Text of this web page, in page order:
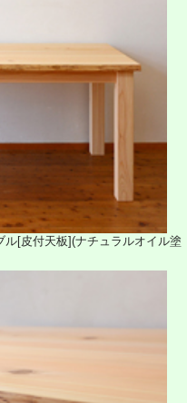
[皮付天板](ナチュラルオイル塗